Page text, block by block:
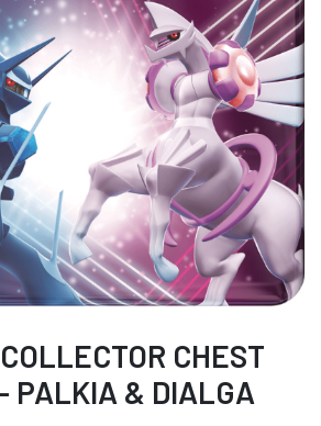
CHEST
PALKIA & DIALGA